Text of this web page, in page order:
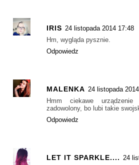
IRIS 24 listopada 2014 17:48
Hm, wygląda pysznie.
Odpowiedz
MALENKA 24 listopada
Hmm ciekawe
zadowolony, bo lubi takie
Odpowiedz
LET IT SPARKLE.... 24